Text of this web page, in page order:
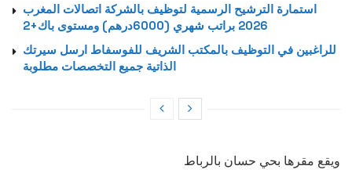
استمارة الترشيح الرسمية لتوظيف بالشركة اتصالات المغرب
2026 براتب شهري (6000درهم) ومستوى باك+2
للراغبين في التوظيف بالمكتب الشريف للفوسفاط ارسل سيرتك
الذاتية جميع التخصصات مطلوبة
ويقع مقرها بحي حسان بالرباط